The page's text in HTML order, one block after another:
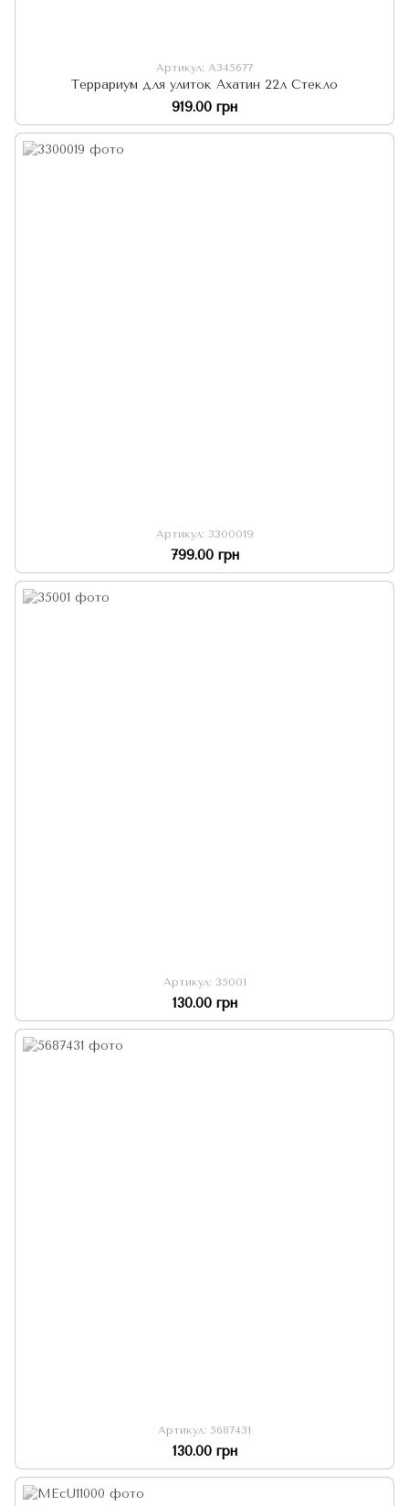
Артикул: А345677
Террариум для улиток Ахатин 22л Стекло
919.00 грн
Артикул: 3300019
799.00 грн
Артикул: 35001
130.00 грн
Артикул: 5687431
130.00 грн